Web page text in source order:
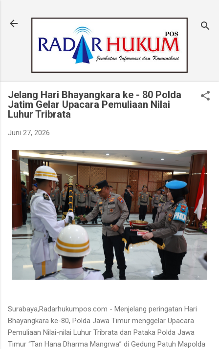
Jelang Hari Bhayangkara ke - 80 Polda
Jatim Gelar Upacara Pemuliaan Nilai
Luhur Tribrata
Juni 27, 2026
Surabaya,Radarhukumpos.com - Menjelang peringatan Hari
Bhayangkara ke-80, Polda Jawa Timur menggelar Upacara
Pemuliaan Nilai-nilai Luhur Tribrata dan Pataka Polda Jawa
Timur “Tan Hana Dharma Mangrwa” di Gedung Patuh Mapolda